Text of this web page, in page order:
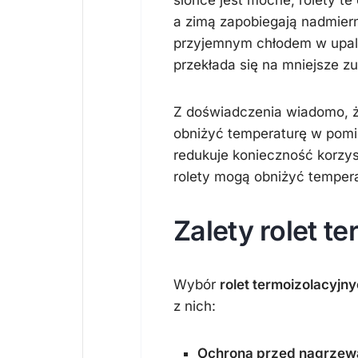
a zimą zapobiegają
przyjemnym chłodem w
przekłada się na mniejsze
Z doświadczenia wiadomo,
obniżyć temperaturę w
redukuje konieczność
rolety mogą obniżyć
Zalety rolet
Wybór rolet
z nich:
Ochrona przed